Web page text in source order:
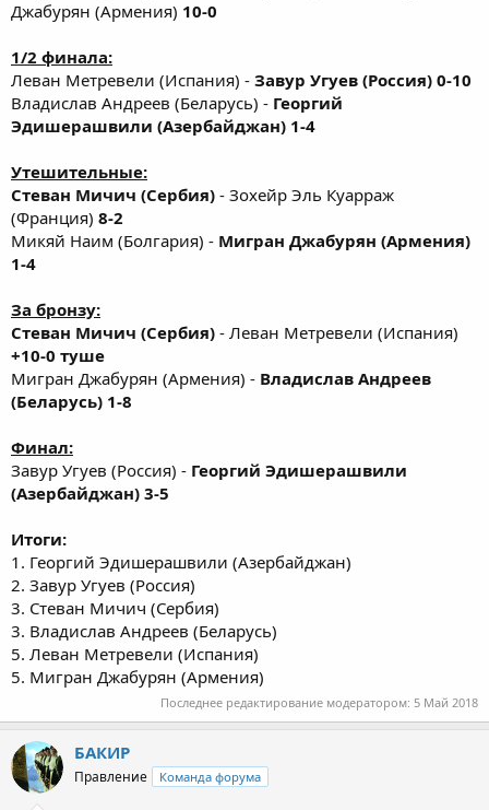
Джабурян (Армения) 10-0
1/2 финала:
Леван Метревели (Испания) - Завур Угуев (Россия) 0-10
Владислав Андреев (Беларусь) - Георгий
Эдишерашвили (Азербайджан) 1-4
Утешительные:
Стеван Мичич (Сербия) - Зохейр Эль Куарраж
(Франция) 8-2
Микяй Наим (Болгария) - Мигран Джабурян (Армения)
1-4
За бронзу:
Стеван Мичич (Сербия) - Леван Метревели (Испания)
+10-0 туше
Мигран Джабурян (Армения) - Владислав Андреев
(Беларусь) 1-8
Финал:
Завур Угуев (Россия) - Георгий Эдишерашвили
(Азербайджан) 3-5
Итоги:
1. Георгий Эдишерашвили (Азербайджан)
2. Завур Угуев (Россия)
3. Стеван Мичич (Сербия)
3. Владислав Андреев (Беларусь)
5. Леван Метревели (Испания)
5. Мигран Джабурян (Армения)
Последнее редактирование модератором: 5 Май 2018
БАКИР
Правление Команда форума